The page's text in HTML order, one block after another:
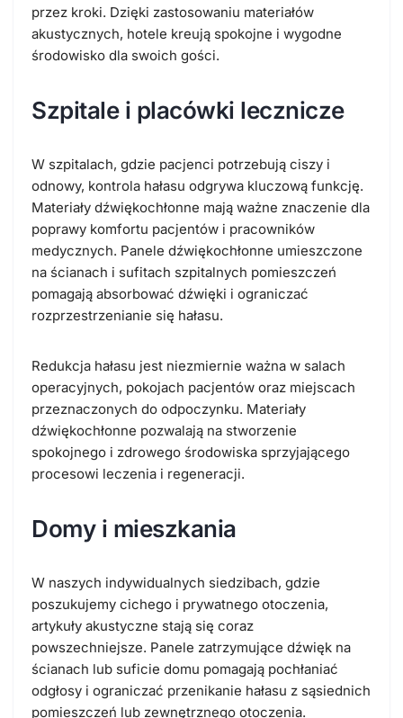
przez kroki. Dzięki zastosowaniu materiałów
akustycznych, hotele kreują spokojne i wygodne
środowisko dla swoich gości.
Szpitale i placówki lecznicze
W szpitalach, gdzie pacjenci potrzebują ciszy i
odnowy, kontrola hałasu odgrywa kluczową funkcję.
Materiały dźwiękochłonne mają ważne znaczenie dla
poprawy komfortu pacjentów i pracowników
medycznych. Panele dźwiękochłonne umieszczone
na ścianach i sufitach szpitalnych pomieszczeń
pomagają absorbować dźwięki i ograniczać
rozprzestrzenianie się hałasu.
Redukcja hałasu jest niezmiernie ważna w salach
operacyjnych, pokojach pacjentów oraz miejscach
przeznaczonych do odpoczynku. Materiały
dźwiękochłonne pozwalają na stworzenie
spokojnego i zdrowego środowiska sprzyjającego
procesowi leczenia i regeneracji.
Domy i mieszkania
W naszych indywidualnych siedzibach, gdzie
poszukujemy cichego i prywatnego otoczenia,
artykuły akustyczne stają się coraz
powszechniejsze. Panele zatrzymujące dźwięk na
ścianach lub suficie domu pomagają pochłaniać
odgłosy i ograniczać przenikanie hałasu z sąsiednich
pomieszczeń lub zewnętrznego otoczenia.